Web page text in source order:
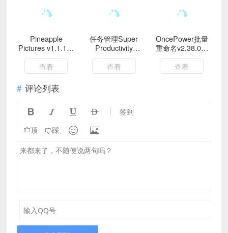
Pineapple
Pictures v1.1.1绿
色版
查看
任务管理Super
Productivity
v14.2.5
查看
OncePower批量
重命名v2.38.0绿
色版
查看
评论列表
    签到
顶 踩  